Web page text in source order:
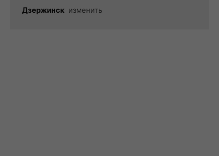
Дзержинск изменить